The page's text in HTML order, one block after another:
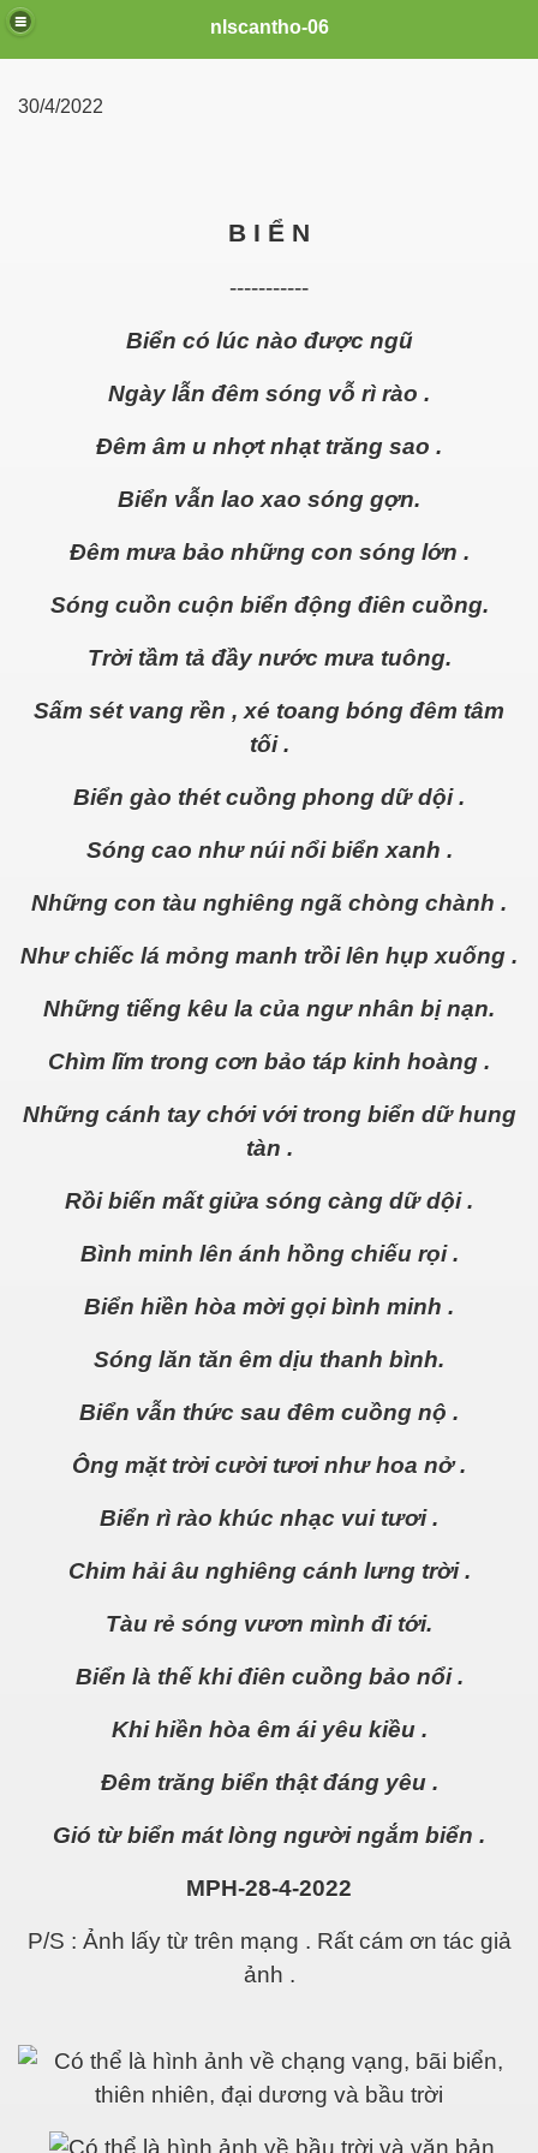
nlscantho-06
30/4/2022
B I Ể N
-----------
Biển có lúc nào được ngũ
Ngày lẫn đêm sóng vỗ rì rào .
Đêm âm u nhợt nhạt trăng sao .
Biển vẫn lao xao sóng gợn.
Đêm mưa bảo những con sóng lớn .
Sóng cuồn cuộn biển động điên cuồng.
Trời tầm tả đầy nước mưa tuông.
Sấm sét vang rền , xé toang bóng đêm tâm
tối .
Biển gào thét cuồng phong dữ dội .
Sóng cao như núi nổi biển xanh .
Những con tàu nghiêng ngã chòng chành .
Như chiếc lá mỏng manh trồi lên hụp xuống .
Những tiếng kêu la của ngư nhân bị nạn.
Chìm lĩm trong cơn bảo táp kinh hoàng .
Những cánh tay chới với trong biển dữ hung
tàn .
Rồi biến mất giửa sóng càng dữ dội .
Bình minh lên ánh hồng chiếu rọi .
Biển hiền hòa mời gọi bình minh .
Sóng lăn tăn êm dịu thanh bình.
Biển vẫn thức sau đêm cuồng nộ .
Ông mặt trời cười tươi như hoa nở .
Biển rì rào khúc nhạc vui tươi .
Chim hải âu nghiêng cánh lưng trời .
Tàu rẻ sóng vươn mình đi tới.
Biển là thế khi điên cuồng bảo nổi .
Khi hiền hòa êm ái yêu kiều .
Đêm trăng biển thật đáng yêu .
Gió từ biển mát lòng người ngắm biển .
MPH-28-4-2022
P/S : Ảnh lấy từ trên mạng . Rất cám ơn tác giả
ảnh .